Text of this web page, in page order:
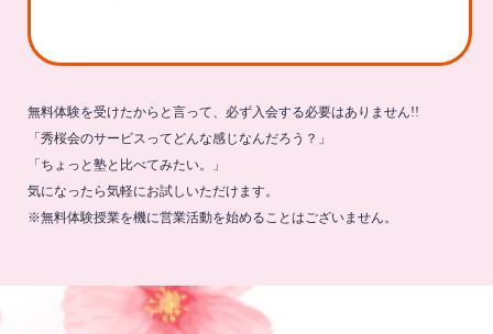
無料体験を受けたからと言って、必ず入会する必要はありません!!
「秀桜会のサービスってどんな感じなんだろう？」
「ちょっと塾と比べてみたい。」
気になったら気軽にお試しいただけます。
※無料体験授業を機に営業活動を始めることはございません。